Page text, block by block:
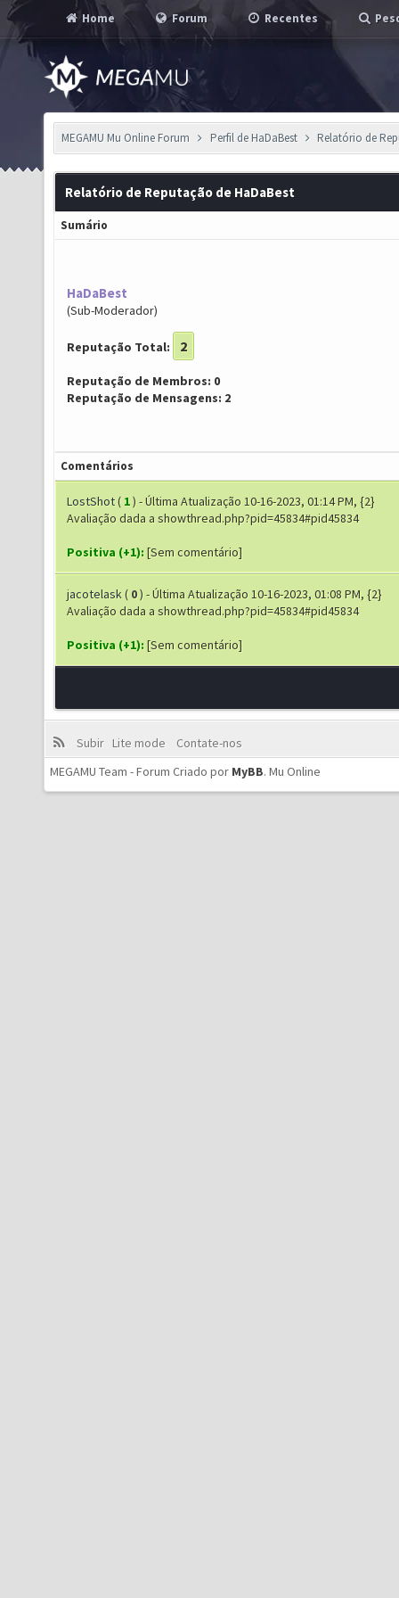
Home Forum Recentes
MEGAMU Mu Online Forum Perfil de HaDaBest Relatório de
Relatório de Reputação de HaDaBest
Sumário
HaDaBest
(Sub-Moderador)
Reputação Total: 2
Reputação de Membros: 0
Reputação de Mensagens: 2
Comentários
LostShot( 1) - Última Atualização 10-16-2023, 01:14 PM, {2}
Avaliação dada a showthread.php?pid=45834#pid45834
Positiva (+1): [Sem comentário]
jacotelask( 0) - Última Atualização 10-16-2023, 01:08 PM, {2}
Avaliação dada a showthread.php?pid=45834#pid45834
Positiva (+1): [Sem comentário]
Subir Lite mode
Contate-nos
MEGAMU Team - Forum Criado por MyBB. Mu Online